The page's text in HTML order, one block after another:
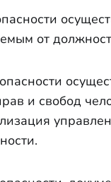
от
и свобод